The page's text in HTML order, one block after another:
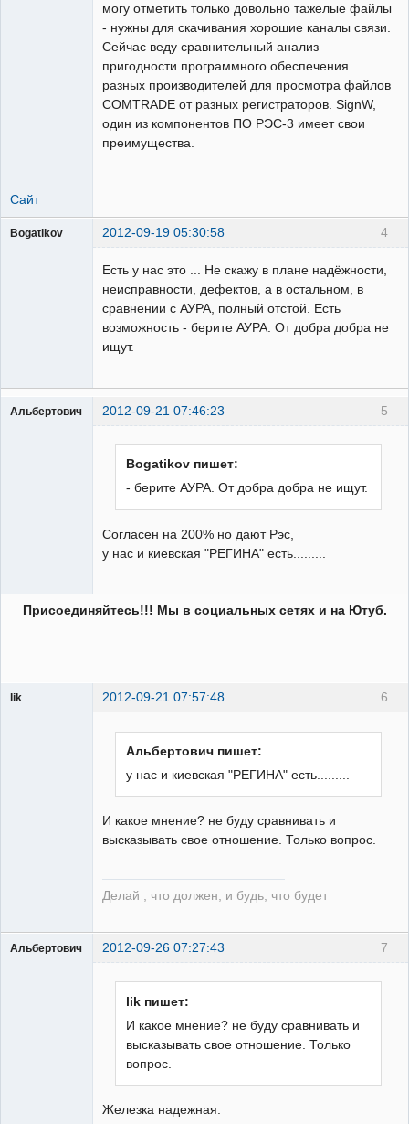
могу отметить только довольно тажелые файлы
- нужны для скачивания хорошие каналы связи.
Сейчас веду сравнительный анализ
пригодности программного обеспечения
разных производителей для просмотра файлов
COMTRADE от разных регистраторов. SignW,
один из компонентов ПО РЭС-3 имеет свои
преимущества.
Сайт
4
Bogatikov 2012-09-19 05:30:58
Есть у нас это ... Не скажу в плане надёжности,
неисправности, дефектов, а в остальном, в
сравнении с АУРА, полный отстой. Есть
возможность - берите АУРА. От добра добра не
ищут.
5
Альбертович 2012-09-21 07:46:23
Bogatikov пишет:
- берите АУРА. От добра добра не ищут.
Согласен на 200% но дают Рэс,
у нас и киевская "РЕГИНА" есть.........
Присоединяйтесь!!! Мы в социальных сетях и на Ютуб.
6
lik 2012-09-21 07:57:48
Альбертович пишет:
у нас и киевская "РЕГИНА" есть.........
И какое мнение? не буду сравнивать и
высказывать свое отношение. Только вопрос.
Делай , что должен, и будь, что будет
7
Альбертович 2012-09-26 07:27:43
lik пишет:
И какое мнение? не буду сравнивать и
высказывать свое отношение. Только
вопрос.
Железка надежная.